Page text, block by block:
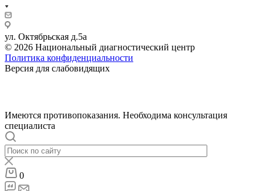
ул. Октябрьская д.5а
© 2026 Национальный диагностический центр
Политика конфиденциальности
Версия для слабовидящих
Имеются противопоказания. Необходима консультация
специалиста
0